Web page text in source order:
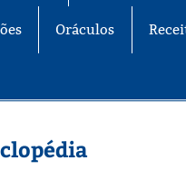
Oráculos